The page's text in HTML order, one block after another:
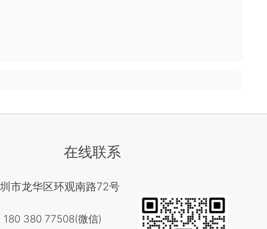
在线联系
市龙华区环观南路72号
180 380 77508(微信)